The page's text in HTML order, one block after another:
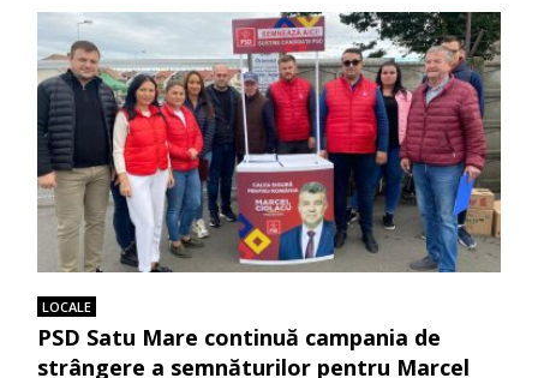
LOCALE
PSD Satu Mare continuă campania de
strângere a semnăturilor pentru Marcel